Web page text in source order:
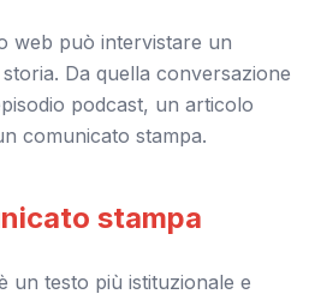
web può intervistare un
Da quella conversazione
podcast, un articolo
comunicato stampa.
stampa
un testo più istituzionale e